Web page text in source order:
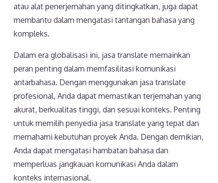
atau alat penerjemahan yang ditingkatkan, juga dapat
membantu dalam mengatasi tantangan bahasa yang
kompleks.
Dalam era globalisasi ini, jasa translate memainkan
peran penting dalam memfasilitasi komunikasi
antarbahasa. Dengan menggunakan jasa translate
profesional, Anda dapat memastikan terjemahan yang
akurat, berkualitas tinggi, dan sesuai konteks. Penting
untuk memilih penyedia jasa translate yang tepat dan
memahami kebutuhan proyek Anda. Dengan demikian,
Anda dapat mengatasi hambatan bahasa dan
memperluas jangkauan komunikasi Anda dalam
konteks internasional.